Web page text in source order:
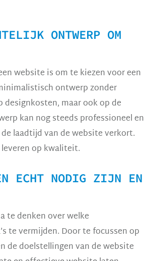
ONTWERP OM
website is om te kiezen voor een
ontwerp zonder
maar ook op de
kan nog steeds professioneel en
laadtijd van de website verkort.
op kwaliteit.
ECHT NODIG ZIJN EN
te denken over welke
te vermijden. Door te focussen op
de doelstellingen van de website